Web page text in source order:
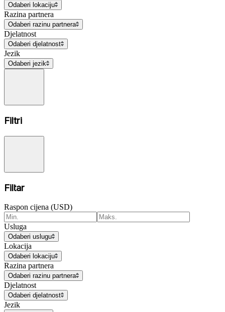
Odaberi lokaciju
Razina partnera
Odaberi razinu partnera
Djelatnost
Odaberi djelatnost
Jezik
Odaberi jezik
Filtri
Filtar
Raspon cijena (USD)
Usluga
Odaberi uslugu
Lokacija
Odaberi lokaciju
Razina partnera
Odaberi razinu partnera
Djelatnost
Odaberi djelatnost
Jezik